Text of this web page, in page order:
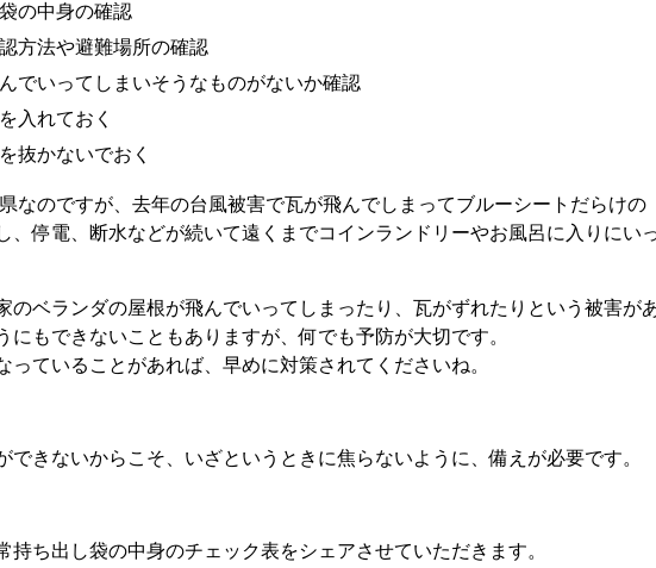
の中身の確認
方法や避難場所の確認
でいってしまいそうなものがないか確認
入れておく
抜かないでおく
なのですが、去年の台風被害で瓦が飛んでしまってブルーシートだらけの
、停電、断水などが続いて遠くまでコインランドリーやお風呂に入りにい
のベランダの屋根が飛んでいってしまったり、瓦がずれたりという被害が
にもできないこともありますが、何でも予防が大切です。
っていることがあれば、早めに対策されてくださいね。
できないからこそ、いざというときに焦らないように、備えが必要です。
持ち出し袋の中身のチェック表をシェアさせていただきます。